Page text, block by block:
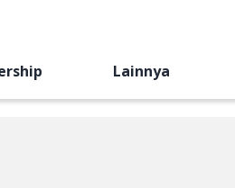
Lainnya